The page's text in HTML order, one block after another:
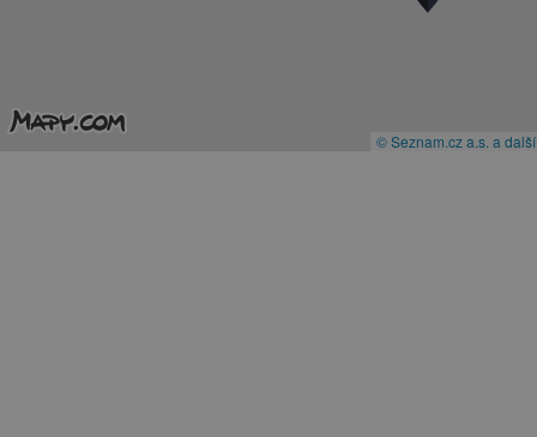
© Seznam.cz a.s. a další